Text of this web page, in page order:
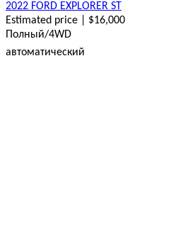
2022 FORD EXPLORER ST
Estimated price | $16,000
Полный/4WD
автоматический